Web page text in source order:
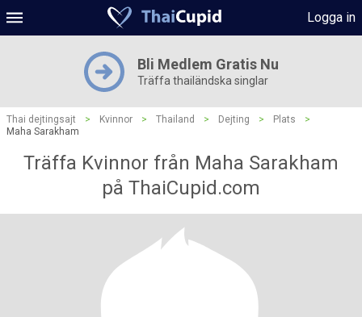
Logga in
Bli Medlem Gratis Nu
Träffa thailändska singlar
Thai dejtingsajt > Kvinnor > Thailand > Dejting > Plats
>
Maha Sarakham
Träffa Kvinnor från Maha Sarakham
på ThaiCupid.com